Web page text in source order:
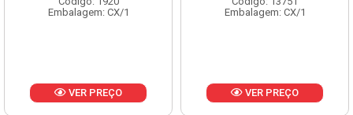
Embalagem: CX/1
VER PREÇO
Embalagem: KG/10
VER PREÇO